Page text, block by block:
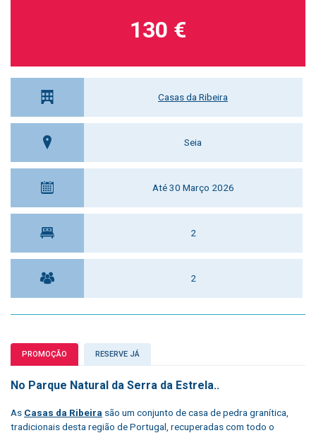
Casas da Ribeira
Seia
Até 30 Março 2026
2
2
130 €
PROMOÇÃO RESERVE JÁ
No Parque Natural da Serra da Estrela..
As Casas da Ribeira são um conjunto de casa de pedra granítica,
tradicionais desta região de Portugal, recuperadas com todo o